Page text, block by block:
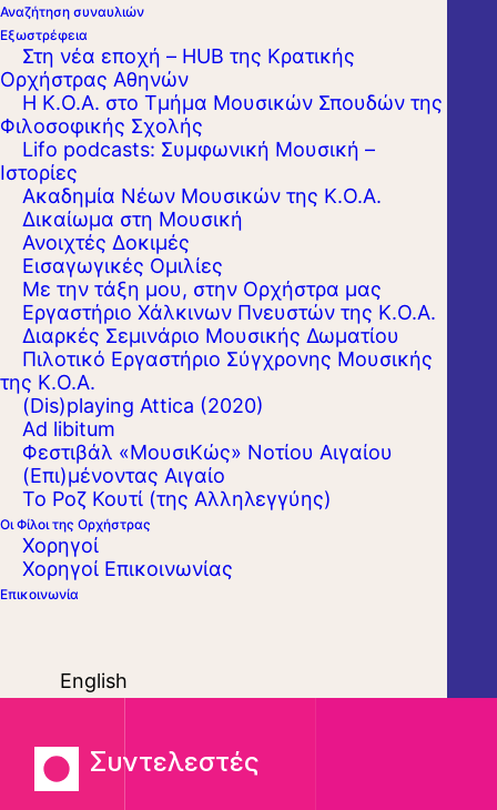
Αναζήτηση συναυλιών
Εξωστρέφεια
Στη νέα εποχή – HUB της Κρατικής
Ορχήστρας Αθηνών
Η Κ.Ο.Α. στο Τμήμα Μουσικών Σπουδών της
Φιλοσοφικής Σχολής
Lifo podcasts: Συμφωνική Μουσική –
Ιστορίες
Ακαδημία Νέων Μουσικών της Κ.Ο.Α.
Δικαίωμα στη Μουσική
Ανοιχτές Δοκιμές
Εισαγωγικές Ομιλίες
Με την τάξη μου, στην Ορχήστρα μας
Εργαστήριo Χάλκινων Πνευστών της Κ.Ο.Α.
Διαρκές Σεμινάριο Μουσικής Δωματίου
Πιλοτικό Εργαστήριο Σύγχρονης Μουσικής
της Κ.Ο.Α.
(Dis)playing Attica (2020)
Ad libitum
Φεστιβάλ «ΜουσιΚώς» Νοτίου Αιγαίου
(Επι)μένοντας Αιγαίο
Το Ροζ Κουτί (της Αλληλεγγύης)
Οι Φίλοι της Ορχήστρας
Χορηγοί
Χορηγοί Επικοινωνίας
Επικοινωνία
English
ΑΚΑΔΗΜΙΑ ΑΘΗΝΩΝ
Συντελεστές